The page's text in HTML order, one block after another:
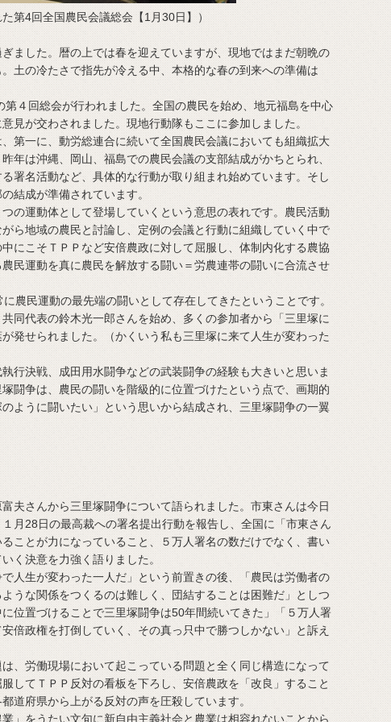
第4回全国農民会議総会【1月30日】）
ました。暦の上では春を迎えていますが、現地ではまだ朝晩の
土の冷たさで指先が冷える中、本格的な春の到来への準備は
４回総会が行われました。全国の農民を始め、地元福島を中心
見が交わされました。現地行動隊もここに参加しました。
第一に、動労総連合に続いて全国農民会議においても組織拡大
年は沖縄、岡山、福島での農民会議の支部結成がかちとられ、
署名活動など、具体的な行動が取り組まれ始めています。そし
結成が準備されています。
の運動体として登場していくという意思の表れです。農民活動
ら地域の農民と討論し、定例の会議と行動に組織していく中で
にこそＴＰＰなど安倍農政に対して屈服し、体制内化する農協
民運動を真に農民を解放する闘い＝労農連帯の闘いに合流させ
農民運動の最先端の闘いとして存在してきたということです。
同代表の鈴木光一郎さんを始め、多くの参加者から「三里塚に
発せられました。（かくいう私も三里塚に来て人生が変わった
行決戦、成田用水闘争などの武装闘争の経験も大きいと思いま
闘争は、農民の闘いを階級的に位置づけたという点で、画期的
ように闘いたい」という思いから結成され、三里塚闘争の一翼
夫さんから三里塚闘争について語られました。市東さんは今日
月28日の最高裁への署名提出行動を報告し、全国に「市東さん
ことが力になっていること、５万人署名の数だけでなく、書い
く決意を力強く語りました。
人生が変わった一人だ」という前置きの後、「農民は労働者の
うな関係をつくるのは難しく、団結することは困難だ」としつ
位置づけることで三里塚闘争は50年間続いてきた」「５万人署
倍政権を打倒していく、その真っ只中で勝つしかない」と訴え
、労働現場において起こっている問題と全く同じ構造になって
してＴＰＰ反対の看板を下ろし、安倍農政を「改良」すること
道府県から上がる反対の声を圧殺しています。
」をうたい文句に新自由主義社会と農業は相容れないことから